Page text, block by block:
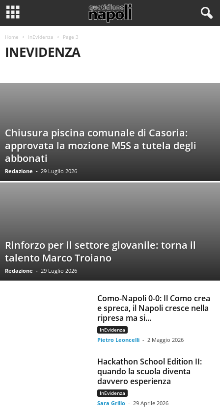
Home InEvidenza Page 3
INEVIDENZA
Chiusura piscina comunale di Casoria:
approvata la mozione M5S a tutela degli
abbonati
Redazione - 29 Luglio 2026
Rinforzo per il settore giovanile: torna il
talento Marco Troiano
Redazione - 29 Luglio 2026
Como-Napoli 0-0: Il Como crea
e spreca, il Napoli cresce nella
ripresa ma si...
InEvidenza
Pietro Leoncelli - 2 Maggio 2026
Hackathon School Edition II:
quando la scuola diventa
davvero esperienza
InEvidenza
Sara Grillo - 29 Aprile 2026